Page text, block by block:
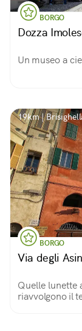
BORGO
Dozza
Un museo a
19km |
BORGO
Via degli
Quelle lunette
riavvolgono il